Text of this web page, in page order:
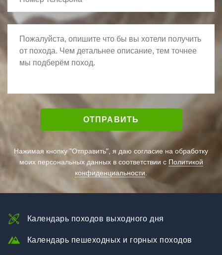
Нажимая кнопку "Отправить", я даю согласие на обработку
моих персональных данных в соответствии с Политикой
конфиденциальности
Календарь походов выходного дня
Календарь пешеходных и горных походов